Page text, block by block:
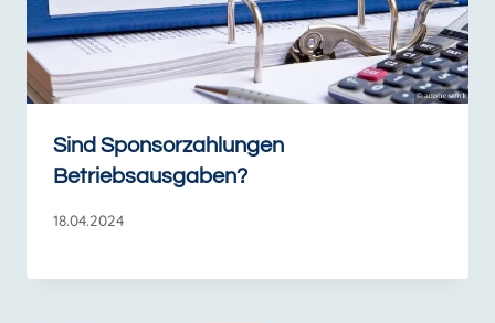
Sind Sponsorzahlungen
Betriebsausgaben?
18.04.2024